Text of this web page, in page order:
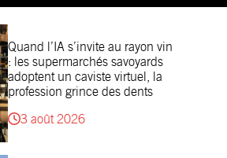
Quand l’IA s’invite au rayon vin
: les supermarchés savoyards
adoptent un caviste virtuel, la
profession grince des dents
3 août 2026